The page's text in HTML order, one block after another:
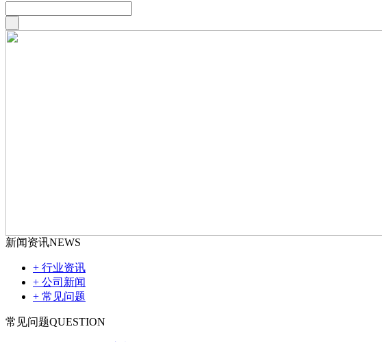
新闻资讯NEWS
+ 行业资讯
+ 公司新闻
+ 常见问题
常见问题QUESTION